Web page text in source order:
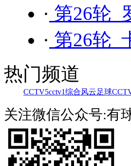
· 第26轮
· 第26轮
热门频道
CCTV5cctv1综合风云足球
关注微信公众号:有